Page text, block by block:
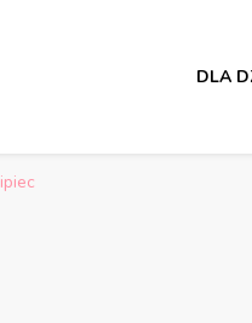
DLA